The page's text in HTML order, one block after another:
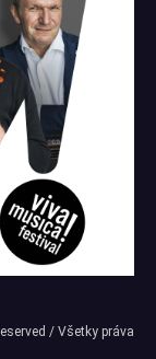
/ Všetky práva